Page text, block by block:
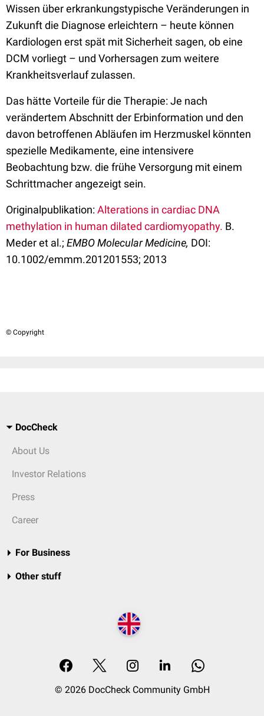
Wissen über erkrankungstypische Veränderungen in
Zukunft die Diagnose erleichtern – heute können
Kardiologen erst spät mit Sicherheit sagen, ob eine
DCM vorliegt – und Vorhersagen zum weitere
Krankheitsverlauf zulassen.
Das hätte Vorteile für die Therapie: Je nach
verändertem Abschnitt der Erbinformation und den
davon betroffenen Abläufen im Herzmuskel könnten
spezielle Medikamente, eine intensivere
Beobachtung bzw. die frühe Versorgung mit einem
Schrittmacher angezeigt sein.
Originalpublikation:Alterations in cardiac DNA
methylation in human dilated cardiomyopathy. B.
Meder et al.; EMBO Molecular Medicine, DOI:
10.1002/emmm.201201553; 2013
© Copyright
DocCheck
About Us
Investor Relations
Press
Career
For Business
Other stuff
© 2026 DocCheck Community GmbH